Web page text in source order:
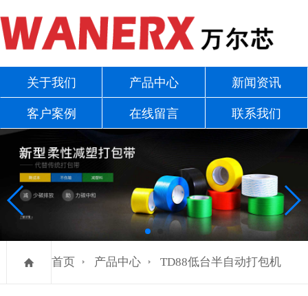
关于我们 产品中心 新闻资讯
客户案例 在线留言 联系我们
首页 产品中心 TD88低台半自动打包机